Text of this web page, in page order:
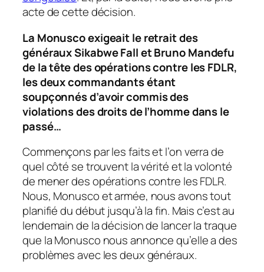
acte de cette décision.
La Monusco exigeait le retrait des
généraux Sikabwe Fall et Bruno Mandefu
de la tête des opérations contre les FDLR,
les deux commandants étant
soupçonnés d’avoir commis des
violations des droits de l’homme dans le
passé…
Commençons par les faits et l’on verra de
quel côté se trouvent la vérité et la volonté
de mener des opérations contre les FDLR.
Nous, Monusco et armée, nous avons tout
planifié du début jusqu’à la fin. Mais c’est au
lendemain de la décision de lancer la traque
que la Monusco nous annonce qu’elle a des
problèmes avec les deux généraux.